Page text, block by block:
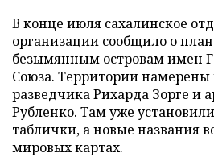
В конце июля сахалинское
организации сообщило о
безымянным островам имен
Союза. Территории намерены
разведчика Рихарда Зорге и
Рубленко. Там уже
таблички, а новые названия
мировых картах.